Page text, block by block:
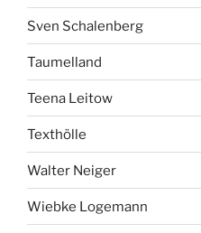
Sven Schalenberg
Taumelland
Teena Leitow
Texthölle
Walter Neiger
Wiebke Logemann